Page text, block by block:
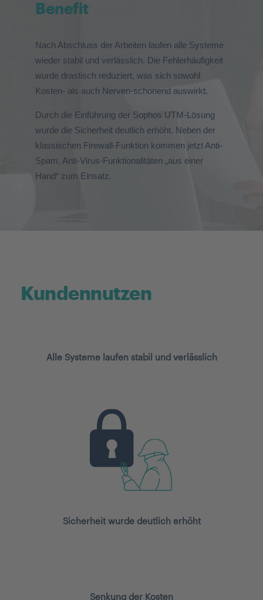
Benefit
Nach Abschluss der Arbeiten laufen alle Systeme
wieder stabil und verlässlich. Die Fehlerhäufigkeit
wurde drastisch reduziert, was sich sowohl
Kosten- als auch Nerven-schonend auswirkt.
Durch die Einführung der Sophos UTM-Lösung
wurde die Sicherheit deutlich erhöht. Neben der
klassischen Firewall-Funktion kommen jetzt Anti-
Spam, Anti-Virus-Funktionalitäten „aus einer
Hand“ zum Einsatz.
Kundennutzen
Alle Systeme laufen stabil und verlässlich